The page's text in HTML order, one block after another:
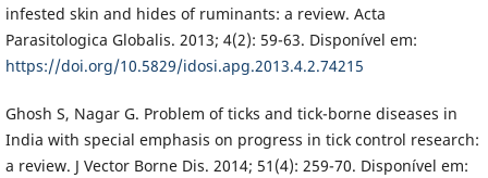
infested skin and hides of ruminants: a review. Acta
Parasitologica Globalis. 2013; 4(2): 59-63. Disponível em:
https://doi.org/10.5829/idosi.apg.2013.4.2.74215
Ghosh S, Nagar G. Problem of ticks and tick-borne diseases in
India with special emphasis on progress in tick control research:
a review. J Vector Borne Dis. 2014; 51(4): 259-70. Disponível em: